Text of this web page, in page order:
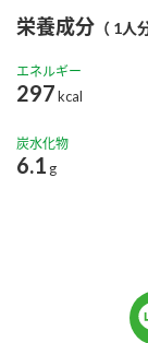
栄養成分 （ 1人
エネルギー
297kcal
炭水化物
6.1 g